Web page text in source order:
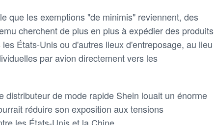
que les exemptions "de minimis" reviennent, des
cherchent de plus en plus à expédier des produits
États-Unis ou d'autres lieux d'entreposage, au lieu
par avion directement vers les
distributeur de mode rapide Shein louait un énorme
réduire son exposition aux tensions
les États-Unis et la Chine.